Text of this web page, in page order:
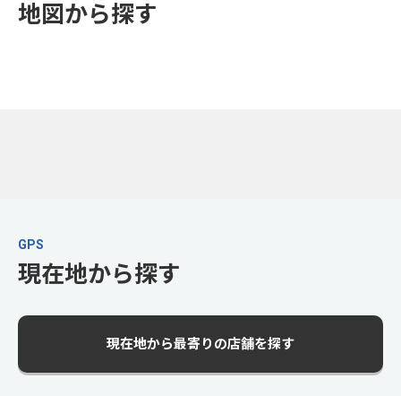
地図から探す
GPS
現在地から探す
現在地から最寄りの店舗を探す